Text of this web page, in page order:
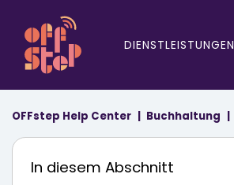
DIENSTLEISTUNGEN
OFFstep Help Center Buchhaltung
In diesem Abschnitt